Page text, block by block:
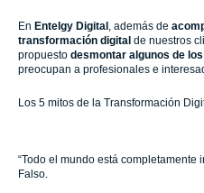
En Entelgy Digital , además de
transformación digital de nuestros
propuesto desmontar algunos de
preocupan a profesionales e
Los 5 mitos de la Transformación
“Todo el mundo está completamente
Falso.